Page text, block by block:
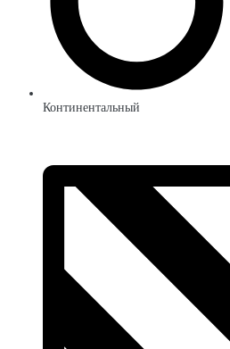
Континентальный